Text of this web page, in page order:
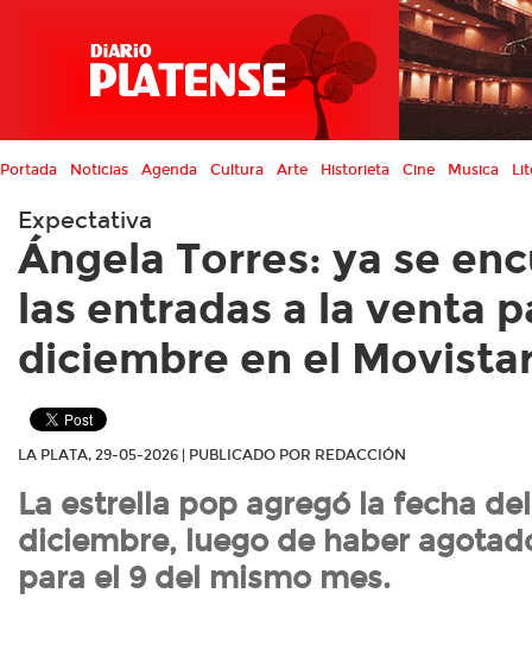
Portada Noticias Agenda Cultura Arte Historieta Cine Musica
Expectativa
Ángela Torres: ya se
las entradas a la venta
diciembre en el
LA PLATA, 29-05-2026 | PUBLICADO POR REDACCIÓN
La estrella pop agregó la fecha
diciembre, luego de haber
para el 9 del mismo mes.